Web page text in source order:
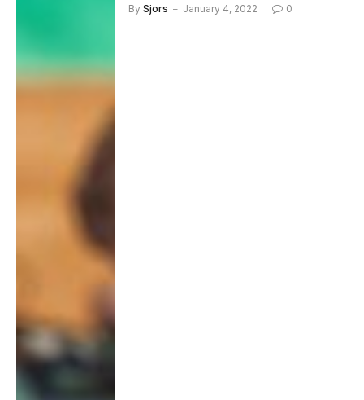
By Sjors January 4, 2022 0